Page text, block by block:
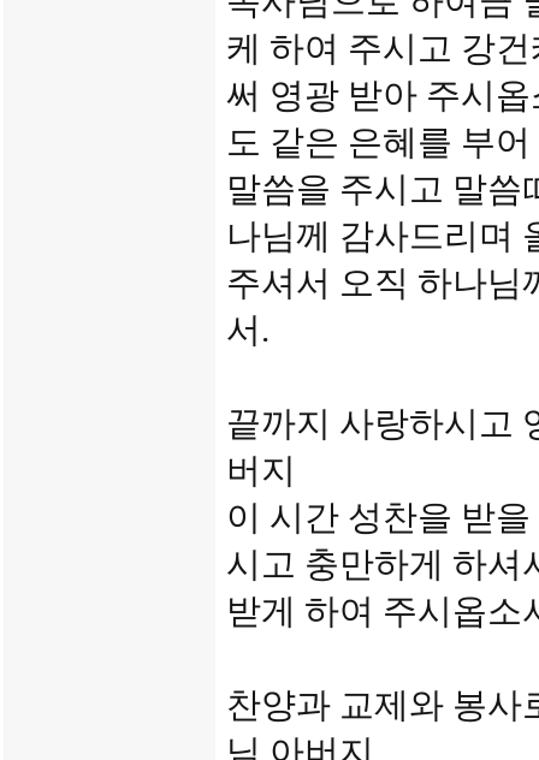
케 하여 주시고 강
써 영광 받아 주시
도 같은 은혜를 부
말씀을 주시고 말씀
나님께 감사드리며
주셔서 오직 하나님
서.
끝까지 사랑하시고
버지
이 시간 성찬을 받
시고 충만하게 하셔
받게 하여 주시옵소
찬양과 교제와 봉사
님 아버지.